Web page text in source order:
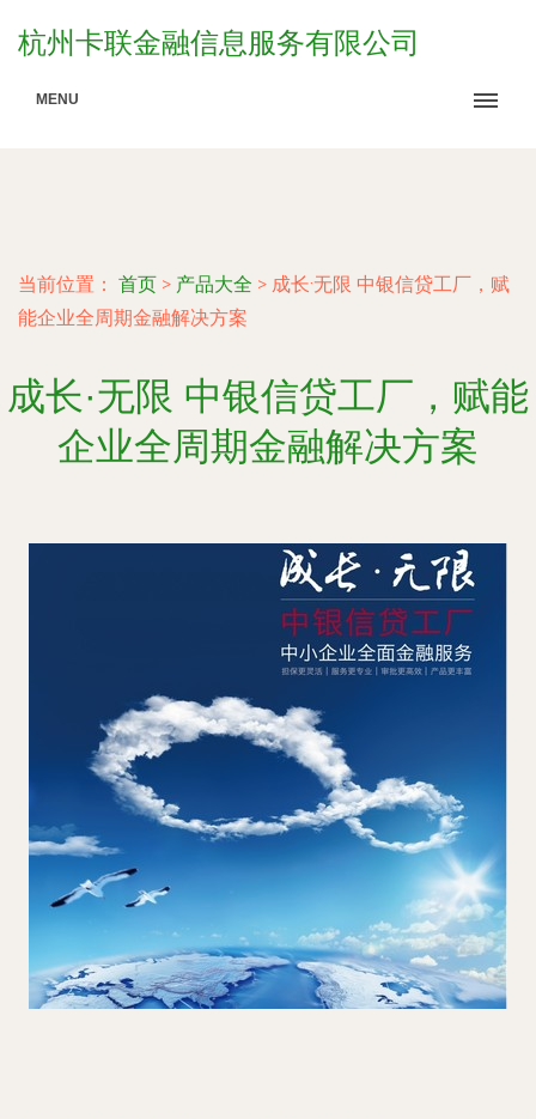
杭州卡联金融信息服务有限公司
MENU
当前位置： 首页 > 产品大全 > 成长·无限 中银信贷工厂，赋
能企业全周期金融解决方案
成长·无限 中银信贷工厂，赋能
企业全周期金融解决方案